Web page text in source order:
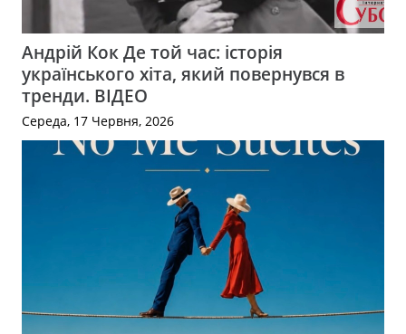
Андрій Кок Де той час: історія
українського хіта, який повернувся в
тренди. ВІДЕО
Середа, 17 Червня, 2026